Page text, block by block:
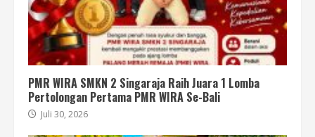
PMR WIRA SMKN 2 Singaraja Raih Juara 1 Lomba
Pertolongan Pertama PMR WIRA Se-Bali
Juli 30, 2026